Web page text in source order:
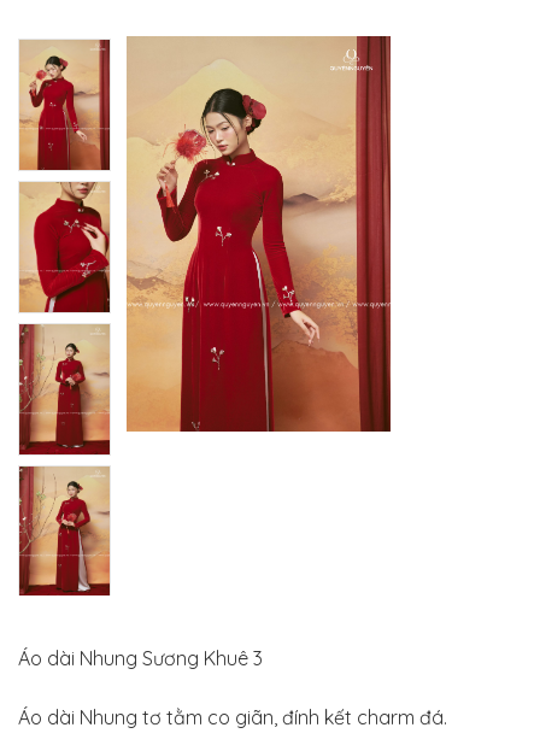
Áo dài Nhung Sương Khuê 3
Áo dài Nhung tơ tằm co giãn, đính kết charm đá.